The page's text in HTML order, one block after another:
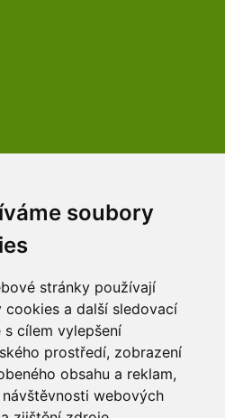
soubory
stránky používají
cookies a další sledovací
s cílem vylepšení
prostředí, zobrazení
obsahu a reklam,
webových
Youtube kanál arboreta